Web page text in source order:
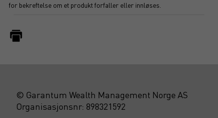
for bekreftelse om et produkt forfaller eller innløses.
© Garantum Wealth Management Norge AS
Organisasjonsnr: 898321592